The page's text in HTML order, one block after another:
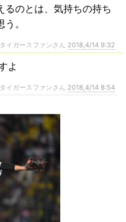
るのとは、気持ちの持ち
。
イガースファンさん 2018,4/14 9:32
よ
イガースファンさん 2018,4/14 8:54